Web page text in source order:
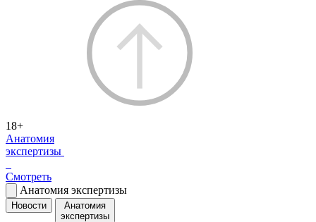
18+
Анатомия
экспертизы
Смотреть
Анатомия экспертизы
Новости
Анатомия
экспертизы